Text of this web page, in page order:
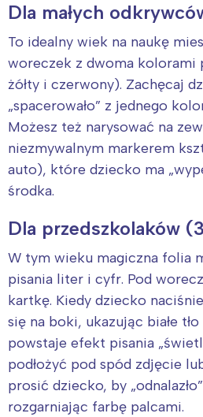
Dla małych
To idealny wiek na naukę
woreczek z dwoma kolorami
żółty i czerwony). Zachęcaj
„spacerowało” z jednego
Możesz też narysować na
niezmywalnym markerem
auto), które dziecko ma
środka.
Dla przedszkolaków
W tym wieku magiczna folia
pisania liter i cyfr. Pod
kartkę. Kiedy dziecko
się na boki, ukazując białe
powstaje efekt pisania
podłożyć pod spód zdjęcie
prosić dziecko, by
rozgarniając farbę palcami.
Poznań
Wrocław